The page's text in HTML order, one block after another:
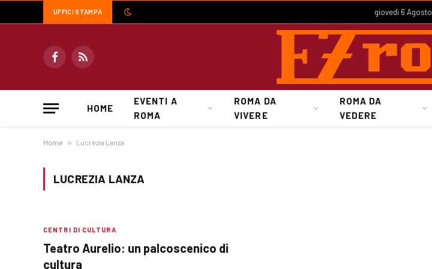
UFFICI STAMPA giovedì 6 Agosto
FacebookRSS
HOME
EVENTI A
ROMA
ROMA DA
VIVERE
ROMA DA
VEDERE
Home » Lucrezia Lanza
LUCREZIA LANZA
CENTRI DI CULTURA
Teatro Aurelio: un palcoscenico di
cultura